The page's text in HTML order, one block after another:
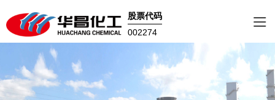
股票代码
002274